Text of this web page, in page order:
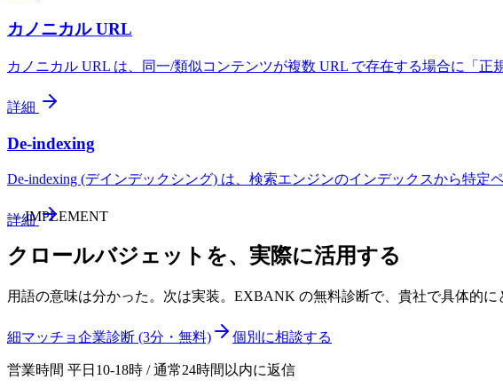
カノニカル URL
カノニカル URL は、同一/類似コンテンツが複数 URL で存在する場合に「
詳細
De-indexing
De-indexing (デインデックシング) は、検索エンジンのインデックスから特
詳細
—IMPLEMENT
クロールバジェット を、実際に活用する
用語の意味は分かった。次は実装。EXBANK の無料診断で、貴社で具体的に
細マッチョ企業診断 (3分・無料) 個別に相談する
営業時間 平日10-18時 / 通常24時間以内に返信